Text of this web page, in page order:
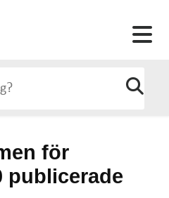
för
publicerade